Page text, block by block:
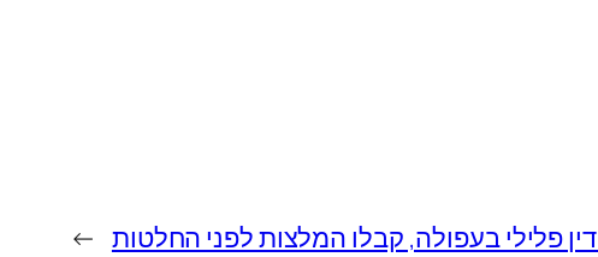
פלילי בעפולה, קבלו המלצות לפני החלטות →